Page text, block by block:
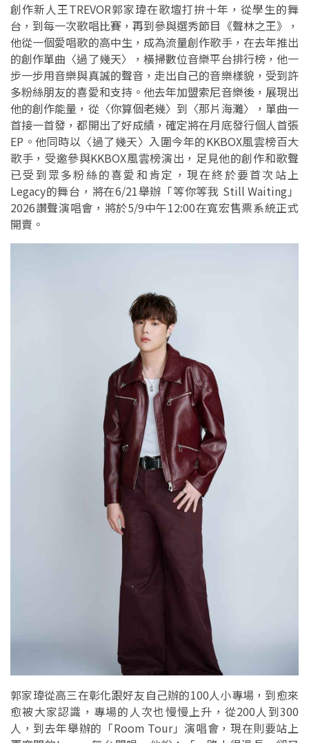
創作新人王TREVOR郭家瑋在歌壇打拚十年，從學生的舞
台，到每一次歌唱比賽，再到參與選秀節目《聲林之王》，
他從一個愛唱歌的高中生，成為流量創作歌手，在去年推出
的創作單曲〈過了幾天〉，橫掃數位音樂平台排行榜，他一
步一步用音樂與真誠的聲音，走出自己的音樂樣貌，受到許
多粉絲朋友的喜愛和支持。他去年加盟索尼音樂後，展現出
他的創作能量，從〈你算個老幾〉到〈那片海灘〉，單曲一
首接一首發，都開出了好成績，確定將在月底發行個人首張
EP。他同時以〈過了幾天〉入圍今年的KKBOX風雲榜百大
歌手，受邀參與KKBOX風雲榜演出，足見他的創作和歌聲
已受到眾多粉絲的喜愛和肯定，現在終於要首次站上
Legacy的舞台，將在6/21舉辦「等你等我 Still Waiting」
2026讚聲演唱會，將於5/9中午12:00在寬宏售票系統正式
開賣。
郭家瑋從高三在彰化跟好友自己辦的100人小專場，到愈來
愈被大家認識，專場的人次也慢慢上升，從200人到300
人，到去年舉辦的「Room Tour」演唱會，現在則要站上